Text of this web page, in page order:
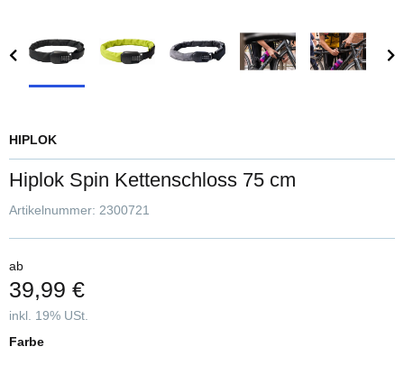
HIPLOK
Hiplok Spin Kettenschloss 75 cm
Artikelnummer: 2300721
ab
39,99 €
inkl. 19% USt.
Farbe